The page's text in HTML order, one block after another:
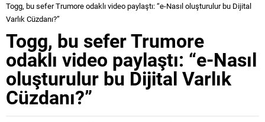
Togg, bu sefer Trumore odaklı video paylaştı: “e-Nasıl oluşturulur bu Dijital
Varlık Cüzdanı?”
Togg, bu sefer Trumore
odaklı video paylaştı: “e-Nasıl
oluşturulur bu Dijital Varlık
Cüzdanı?”